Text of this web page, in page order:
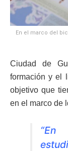
En el marco del
Ciudad de
formación y el
objetivo que
en el marco de